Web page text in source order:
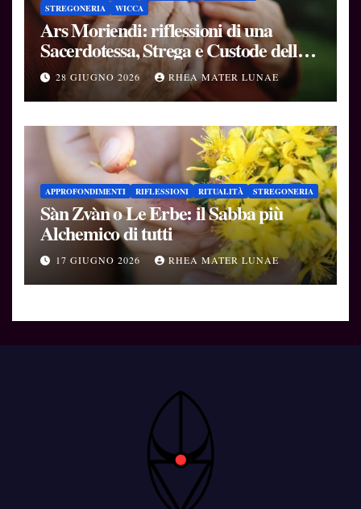
STREGONERIA
WICCA
Ars Moriendi: riflessioni di una
Sacerdotessa, Strega e Custode delle
Soglie
28 GIUGNO 2026 RHEA MATER LUNAE
APPROFONDIMENTI RIFLESSIONI RITUALITÀ STREGONERIA
Sàn Zvàn o Le Erbe: il Sabba più
Alchemico di tutti
17 GIUGNO 2026 RHEA MATER LUNAE